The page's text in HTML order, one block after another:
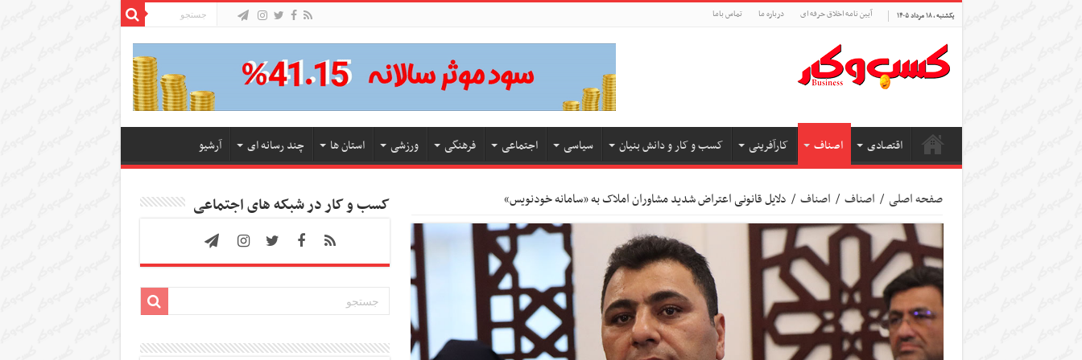
یکشنبه , ۱۸ مرداد ۱۴۰۵ آیین نامه اخلاق حرفه ای درباره ما تماس باما
اقتصادی اصناف کارآفرینی کسب و کار و دانش بنیان سیاسی اجتماعی فرهنگی ورزشی استان ها چند رسانه ای آرشیو
صفحه اصلی / اصناف / اصناف / دلایل قانونی اعتراض شدید مشاوران املاک به «سامانه خودنویس» کسب و کار در شبکه های اجتماعی